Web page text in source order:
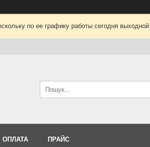
по ее графику работы сегодня
ОПЛАТА ПРАЙС